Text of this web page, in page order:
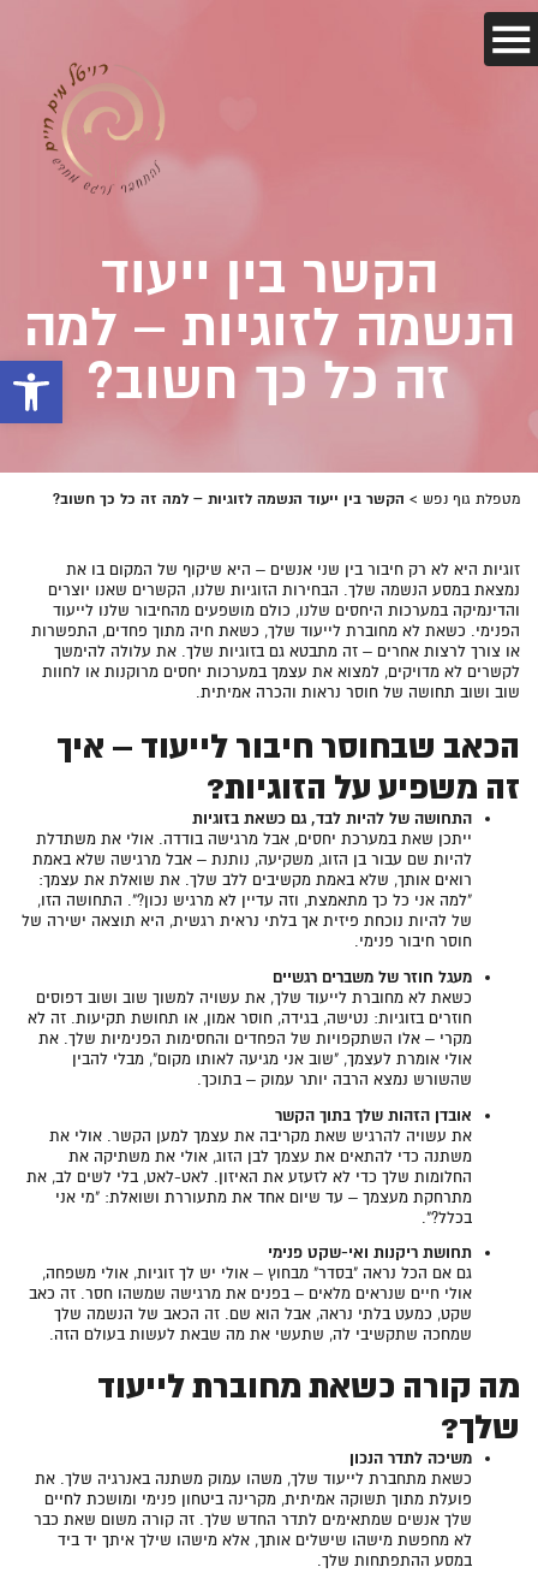
הקשר בין ייעוד
הנשמה לזוגיות – למה
זה כל כך חשוב?
מטפלת גוף נפש > הקשר בין ייעוד הנשמה לזוגיות – למה זה כל כך חשוב?
זוגיות היא לא רק חיבור בין שני אנשים – היא שיקוף של המקום בו את
נמצאת במסע הנשמה שלך. הבחירות הזוגיות שלנו, הקשרים שאנו יוצרים
והדינמיקה במערכות היחסים שלנו, כולם מושפעים מהחיבור שלנו לייעוד
הפנימי. כשאת לא מחוברת לייעוד שלך, כשאת חיה מתוך פחדים, התפשרות
או צורך לרצות אחרים – זה מתבטא גם בזוגיות שלך. את עלולה להימשך
לקשרים לא מדויקים, למצוא את עצמך במערכות יחסים מרוקנות או לחוות
שוב ושוב תחושה של חוסר נראות והכרה אמיתית.
הכאב שבחוסר חיבור לייעוד – איך
זה משפיע על הזוגיות?
התחושה של להיות לבד, גם כשאת בזוגיות
ייתכן שאת במערכת יחסים, אבל מרגישה בודדה. אולי את משתדלת
להיות שם עבור בן הזוג, משקיעה, נותנת – אבל מרגישה שלא באמת
רואים אותך, שלא באמת מקשיבים ללב שלך. את שואלת את עצמך:
"למה אני כל כך מתאמצת, וזה עדיין לא מרגיש נכון?". התחושה הזו,
של להיות נוכחת פיזית אך בלתי נראית רגשית, היא תוצאה ישירה של
חוסר חיבור פנימי.
מעגל חוזר של משברים רגשיים
כשאת לא מחוברת לייעוד שלך, את עשויה למשוך שוב ושוב דפוסים
חוזרים בזוגיות: נטישה, בגידה, חוסר אמון, או תחושת תקיעות. זה לא
מקרי – אלו השתקפויות של הפחדים והחסימות הפנימיות שלך. את
אולי אומרת לעצמך, "שוב אני מגיעה לאותו מקום", מבלי להבין
שהשורש נמצא הרבה יותר עמוק – בתוכך.
אובדן הזהות שלך בתוך הקשר
את עשויה להרגיש שאת מקריבה את עצמך למען הקשר. אולי את
משתנה כדי להתאים את עצמך לבן הזוג, אולי את משתיקה את
החלומות שלך כדי לא לזעזע את האיזון. לאט-לאט, בלי לשים לב, את
מתרחקת מעצמך – עד שיום אחד את מתעוררת ושואלת: "מי אני
בכלל?".
תחושת ריקנות ואי-שקט פנימי
גם אם הכל נראה "בסדר" מבחוץ – אולי יש לך זוגיות, אולי משפחה,
אולי חיים שנראים מלאים – בפנים את מרגישה שמשהו חסר. זה כאב
שקט, כמעט בלתי נראה, אבל הוא שם. זה הכאב של הנשמה שלך
שמחכה שתקשיבי לה, שתעשי את מה שבאת לעשות בעולם הזה.
מה קורה כשאת מחוברת לייעוד
שלך?
משיכה לתדר הנכון
כשאת מתחברת לייעוד שלך, משהו עמוק משתנה באנרגיה שלך. את
פועלת מתוך תשוקה אמיתית, מקרינה ביטחון פנימי ומושכת לחיים
שלך אנשים שמתאימים לתדר החדש שלך. זה קורה משום שאת כבר
לא מחפשת מישהו שישלים אותך, אלא מישהו שילך איתך יד ביד
במסע ההתפתחות שלך.